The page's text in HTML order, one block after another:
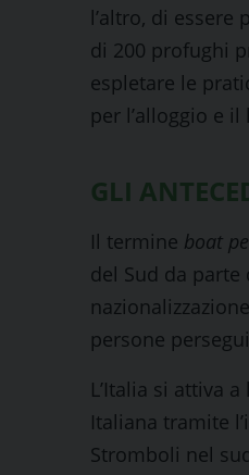
l’altro, di
di 200 profughi
espletare le
per l’alloggio e il
GLI
Il termine boat
del Sud da
persone
L’Italia si attiva
Italiana tramite
Stromboli nel